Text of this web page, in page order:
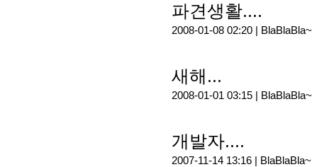
파견생활....
2008-01-08 02:20 | BlaBlaBla~
새해...
2008-01-01 03:15 | BlaBlaBla~
개발자....
2007-11-14 13:16 | BlaBlaBla~